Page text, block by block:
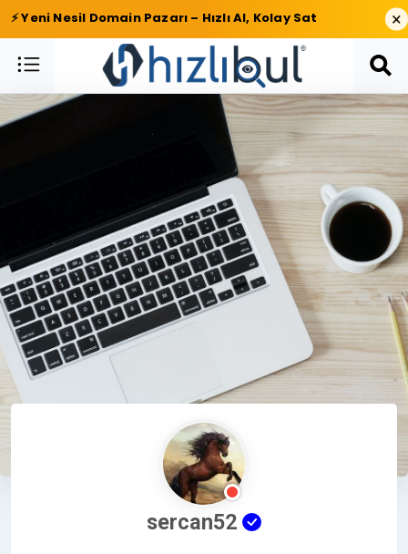
⚡ Yeni Nesil Domain Pazarı – Hızlı Al, Kolay Sat ×
sercan52